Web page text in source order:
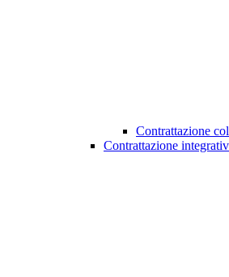
Contrattazione
Contrattazione